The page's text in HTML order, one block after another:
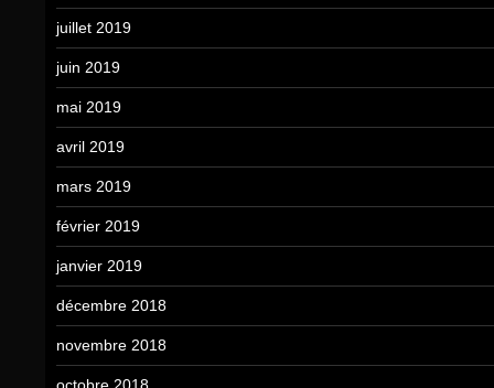
juillet 2019
juin 2019
mai 2019
avril 2019
mars 2019
février 2019
janvier 2019
décembre 2018
novembre 2018
octobre 2018